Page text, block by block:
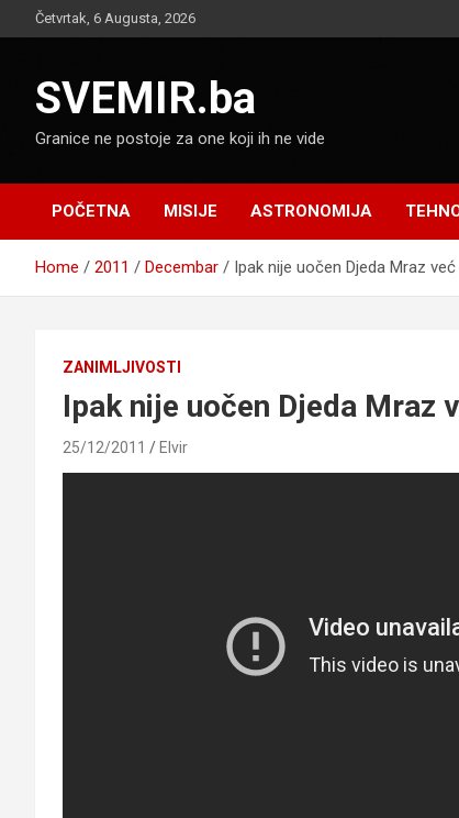
to
Četvrtak, 6 Augusta, 2026
SVEMIR.ba
Granice ne postoje za one koji ih ne vide
POČETNA MISIJE ASTRONOMIJA
Home 2011 Decembar Ipak nije uočen Djeda Mraz
ZANIMLJIVOSTI
Ipak nije uočen Djeda Mraz
25/12/2011 Elvir